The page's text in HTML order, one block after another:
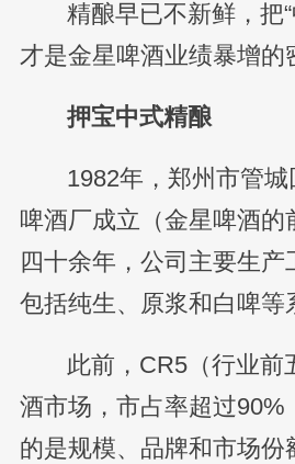
精酿早已不新鲜，把“
才是金星啤酒业绩暴增的
押宝中式精酿
1982年，郑州市管
啤酒厂成立（金星啤酒的
四十余年，公司主要生产
包括纯生、原浆和白啤等
此前，CR5（行业前
酒市场，市占率超过90%
的是规模、品牌和市场份